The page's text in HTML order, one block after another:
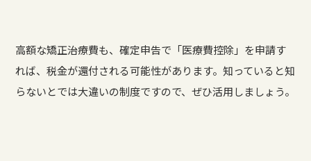
高額な矯正治療費も、確定申告で「医療費控除」を申請す
れば、税金が還付される可能性があります。知っていると知
らないとでは大違いの制度ですので、ぜひ活用しましょう。